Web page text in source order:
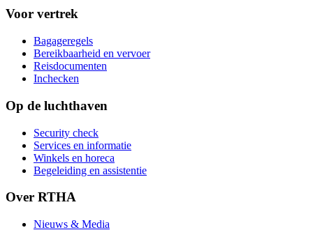
Voor vertrek
Bagageregels
Bereikbaarheid en vervoer
Reisdocumenten
Inchecken
Op de luchthaven
Security check
Services en informatie
Winkels en horeca
Begeleiding en assistentie
Over RTHA
Nieuws & Media